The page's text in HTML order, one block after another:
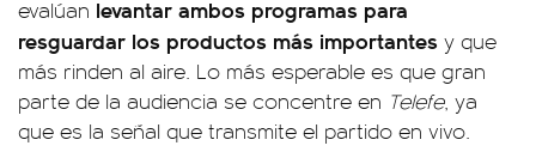
evalúan levantar ambos programas para
resguardar los productos más importantes y que
más rinden al aire. Lo más esperable es que gran
parte de la audiencia se concentre en Telefe, ya
que es la señal que transmite el partido en vivo.